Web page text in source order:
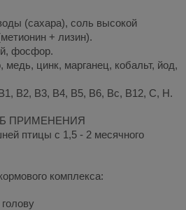
(сахара), соль высокой
+ лизин).
фосфор.
цинк, марганец, кобальт, йод,
B2, B3, B4, B5, B6, Bc, B12, C, H.
ПРИМЕНЕНИЯ
птицы с 1,5 - 2 месячного
комплекса: